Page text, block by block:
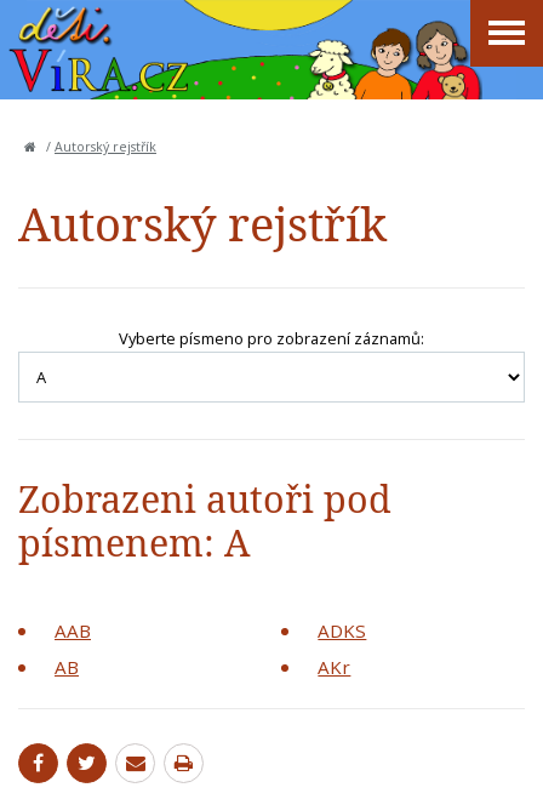
/ Autorský rejstřík
Autorský rejstřík
Vyberte písmeno pro zobrazení záznamů:
Zobrazeni autoři pod
písmenem: A
AAB
AB
ADKS
AKr